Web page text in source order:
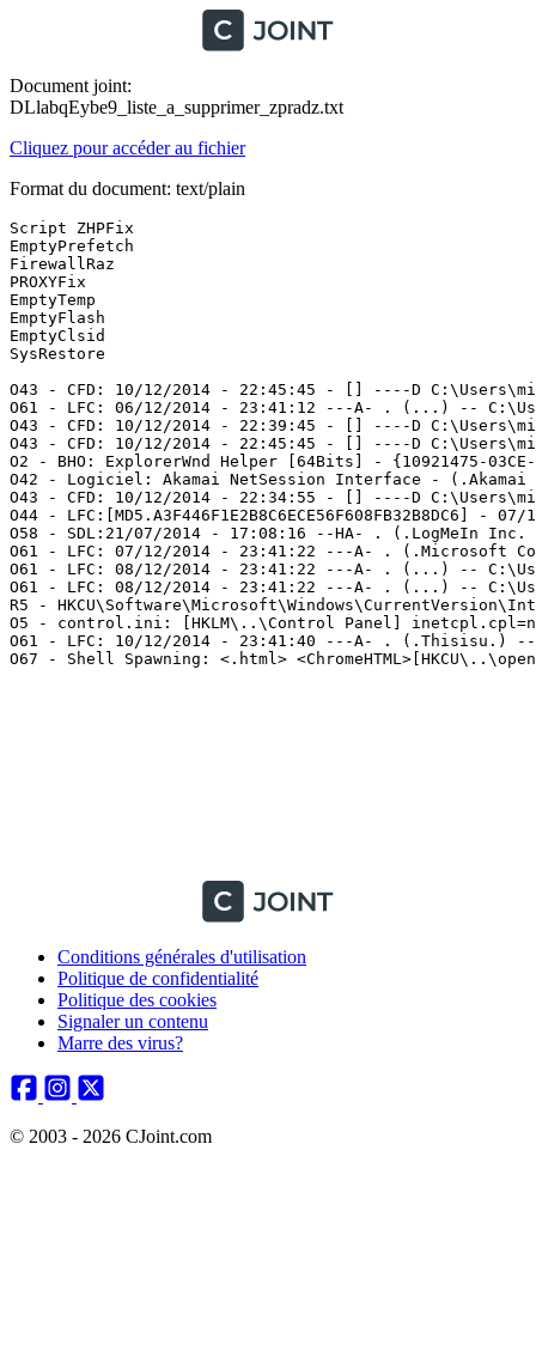
Document joint:
DLlabqEybe9_liste_a_supprimer_zpradz.txt
Cliquez pour accéder au fichier
Format du document: text/plain
Script ZHPFix
EmptyPrefetch
FirewallRaz
PROXYFix
EmptyTemp
EmptyFlash
EmptyClsid
SysRestore
O43 - CFD: 10/12/2014 - 22:45:45 - [] ----D
O61 - LFC: 06/12/2014 - 23:41:12 ---A- . (...) --
O43 - CFD: 10/12/2014 - 22:39:45 - [] ----D
O43 - CFD: 10/12/2014 - 22:45:45 - [] ----D
O2 - BHO: ExplorerWnd Helper [64Bits] - {10921475-03CE-
O42 - Logiciel: Akamai NetSession Interface -
O43 - CFD: 10/12/2014 - 22:34:55 - [] ----D
O44 -
O58 - SDL:21/07/2014 - 17:08:16 --HA- . (.LogMeIn
O61 - LFC: 07/12/2014 - 23:41:22 ---A- . (.Microsoft
O61 - LFC: 08/12/2014 - 23:41:22 ---A- . (...) --
O61 - LFC: 08/12/2014 - 23:41:22 ---A- . (...) --
R5 -
O5 - control.ini: [HKLM\..\Control Panel]
O61 - LFC: 10/12/2014 - 23:41:40 ---A- . (.Thisisu.) --
O67 - Shell Spawning: <.html>
Conditions générales d'utilisation
Politique de confidentialité
Politique des cookies
Signaler un contenu
Marre des virus?
© 2003 - 2026 CJoint.com